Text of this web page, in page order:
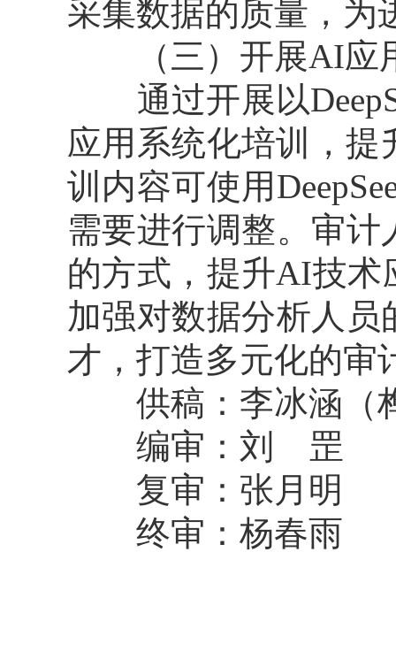
采集数据的质量，为
（三）开展AI应用
通过开展以
应用系统化培训，
训内容可使用
需要进行调整。审
的方式，提升AI技术
加强对数据分析人
才，打造多元化的审
供稿：李冰涵（
编审：刘 罡
复审：张月明
终审：杨春雨